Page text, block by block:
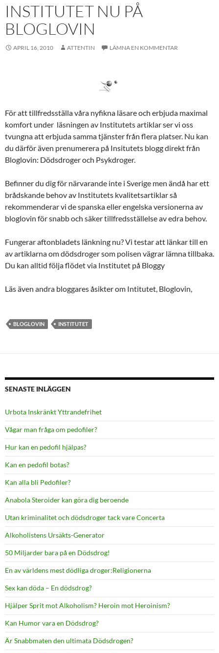
INSTITUTET NU PÅ
BLOGLOVIN
APRIL 16, 2010 ATTENTIN LÄMNA EN KOMMENTAR
För att tillfredsställa våra nyfikna läsare och erbjuda maximal
komfort under läsningen av Institutets artiklar ser vi oss
tvungna att erbjuda samma tjänster från flera platser. Nu kan
du därför även prenumerera på Insitutets blogg direkt från
Bloglovin: Dödsdroger och Psykdroger.
Befinner du dig för närvarande inte i Sverige men ändå har ett
brådskande behov av Institutets kvalitetsartiklar så
rekommenderar vi de spanska eller engelska versionerna av
bloglovin för snabb och säker tillfredsställelse av edra behov.
Fungerar aftonbladets länkning nu? Vi testar att länkar till en
av artiklarna om dödsdroger som polisen vägrar lämna tillbaka.
Du kan alltid följa flödet via Institutet på Bloggy
Läs även andra bloggares åsikter om Intitutet, Bloglovin,
BLOGLOVIN INSTITUTET
SENASTE INLÄGGEN
Urbota Inskränkt Yttrandefrihet
Vågar man fråga om pedofiler?
Hur kan en pedofil hjälpas?
Kan en pedofil botas?
Kan alla bli Pedofiler?
Anabola Steroider kan göra dig beroende
Utan kriminalitet och dödsdroger tack vare Concerta
Alkoholistens Ursäkts-Generator
50 Miljarder bara på en Dödsdrog!
En av världens mest dödliga droger:Religionerna
Sex kan döda – En dödsdrog?
Hjälper Sprit mot Alkoholism? Heroin mot Heroinism?
Kan Humor vara en Dödsdrog?
Är Snabbmaten den ultimata Dödsdrogen?